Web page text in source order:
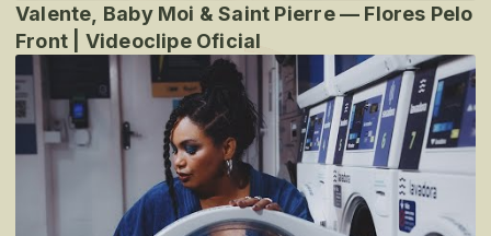
Valente, Baby Moi & Saint Pierre — Flores Pelo
Front | Videoclipe Oficial